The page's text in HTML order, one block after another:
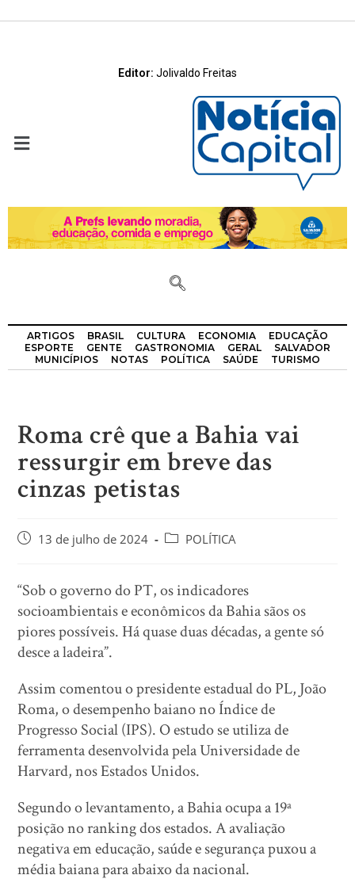
Editor: Jolivaldo Freitas
ARTIGOS BRASIL CULTURA ECONOMIA
EDUCAÇÃO
ESPORTE
GENTE GASTRONOMIA GERAL
SALVADOR
MUNICÍPIOS
NOTAS POLÍTICA SAÚDE TURISMO
Roma crê que a Bahia vai
ressurgir em breve das
cinzas petistas
13 de julho de 2024 POLÍTICA
“Sob o governo do PT, os indicadores
socioambientais e econômicos da Bahia sãos os
piores possíveis. Há quase duas décadas, a gente só
desce a ladeira”.
Assim comentou o presidente estadual do PL, João
Roma, o desempenho baiano no Índice de
Progresso Social (IPS). O estudo se utiliza de
ferramenta desenvolvida pela Universidade de
Harvard, nos Estados Unidos.
Segundo o levantamento, a Bahia ocupa a 19ª
posição no ranking dos estados. A avaliação
negativa em educação, saúde e segurança puxou a
média baiana para abaixo da nacional.